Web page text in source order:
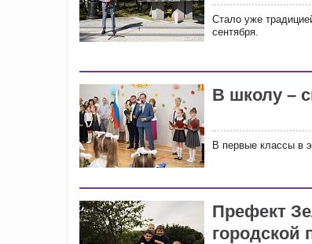
Стало уже
сентября.
В школу –
В первые классы в
Префект
городской